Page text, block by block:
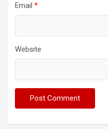
Email *
Website